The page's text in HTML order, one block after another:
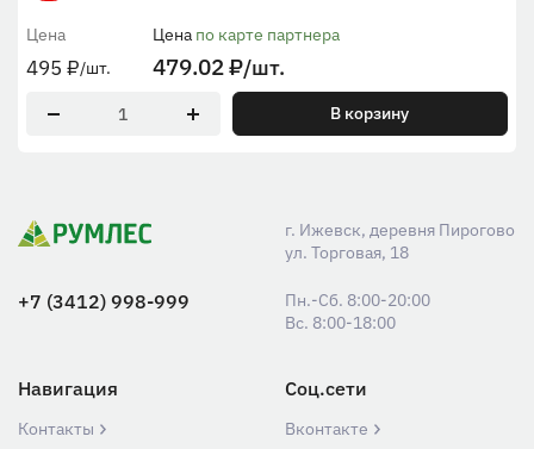
Цена
495 ₽/шт.
Цена по карте партнера
479.02₽/шт.
В корзину
г. Ижевск, деревня Пирогово
ул. Торговая, 18
+7 (3412) 998-999
Пн.-Сб. 8:00-20:00
Вс. 8:00-18:00
Навигация
Контакты
Соц.сети
Вконтакте